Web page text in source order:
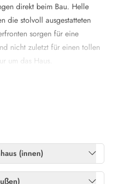
direkt beim Bau. Helle
die stolvoll ausgestatteten
sorgen für eine
nicht zuletzt für einen tollen
um das Haus.
kleines Wellness-Wunder:
Ferienhaus sorgt eine
Ferienhaus.
von der Nordsee entfernt
(innen)
Ja